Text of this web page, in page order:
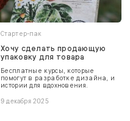
Стартер-пак
Хочу сделать продающую
упаковку для товара
Бесплатные курсы, которые
помогут в разработке дизайна, и
истории для вдохновения.
9 декабря 2025